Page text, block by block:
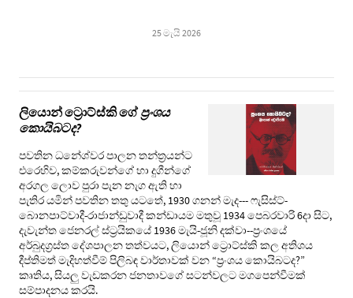
25 මැයි 2026
ලියොන් ට්‍රොට්ස්කි ගේප්‍රංශය
කොයිබටද?
පවතින ධනේශ්වර පාලන තන්ත්‍රයන්ට
එරෙහිව, කම්කරුවන්ගේ හා දුගීන්ගේ
අරගල ලොව පුරා පැන නැග ඇති හා
පැතිර යමින් පවතින තතු යටතේ, 1930 ගනන් මැද--- ෆැසිස්ට්-
බොනපාට්වාදී-රාජාන්ඩුවාදී කන්ඩායම මතුවූ 1934 පෙබරවාරි 6දා සිට,
දැවැන්ත ජෙනරල් ස්ට්‍රයිකයේ 1936 මැයි-ජූනි දක්වා--ප්‍රංශයේ
අර්බුදග්‍රස්ත දේශපාලන තත්වයට, ලියොන් ට්‍රොට්ස්කි කල අතිශය
දීප්තිමත් මැදිහත්වීම් පිලිබඳ වාර්තාවක් වන “ප්‍රංශය කොයිබටද?”
කෘතිය, සියලු වැඩකරන ජනතාවගේ සටන්වලට මගපෙන්වීමක්
සම්පාදනය කරයි.